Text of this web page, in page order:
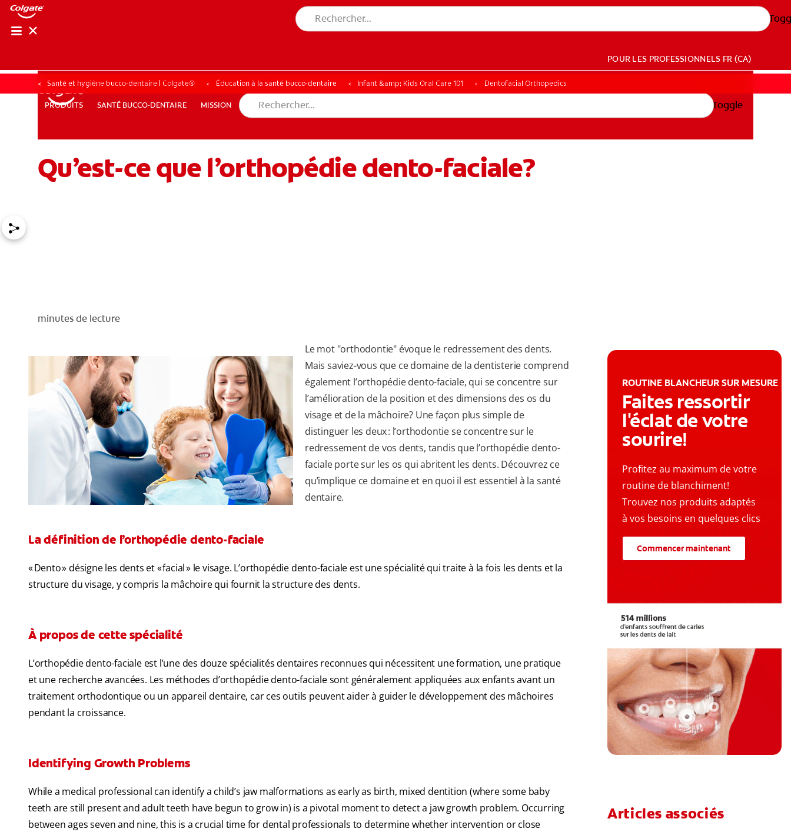
PRODUITS SANTÉ BUCCO-DENTAIRE MISSION
POUR LES PROFESSIONNELS FR (CA)
POUR LES PROFESSIONNELS FR (CA)
PRODUITS SANTÉ BUCCO-DENTAIRE MISSION
RECHERCHE DES SOLUTIONS IDÉALES
Toggle
Santé et hygiène bucco-dentaire | Colgate® Éducation à la santé bucco-dentaire Infant &amp; Kids Oral Care 101 Dentofacial Orthopedics
Qu’est-ce que l’orthopédie dento-faciale?
minutes de lecture
Le mot "orthodontie" évoque le redressement des dents.
Mais saviez-vous que ce domaine de la dentisterie comprend
également l’orthopédie dento-faciale, qui se concentre sur
l’amélioration de la position et des dimensions des os du
visage et de la mâchoire? Une façon plus simple de
distinguer les deux : l’orthodontie se concentre sur le
redressement de vos dents, tandis que l’orthopédie dento-
faciale porte sur les os qui abritent les dents. Découvrez ce
qu’implique ce domaine et en quoi il est essentiel à la santé
dentaire.
La définition de l’orthopédie dento-faciale
« Dento » désigne les dents et « facial » le visage. L’orthopédie dento-faciale est une spécialité qui traite à la fois les dents et la
structure du visage, y compris la mâchoire qui fournit la structure des dents.
À propos de cette spécialité
L’orthopédie dento-faciale est l’une des douze spécialités dentaires reconnues qui nécessitent une formation, une pratique
et une recherche avancées. Les méthodes d’orthopédie dento-faciale sont généralement appliquées aux enfants avant un
traitement orthodontique ou un appareil dentaire, car ces outils peuvent aider à guider le développement des mâchoires
pendant la croissance.
Identifying Growth Problems
While a medical professional can identify a child’s jaw malformations as early as birth, mixed dentition (where some baby
teeth are still present and adult teeth have begun to grow in) is a pivotal moment to detect a jaw growth problem. Occurring
between ages seven and nine, this is a crucial time for dental professionals to determine whether intervention or close
ROUTINE BLANCHEUR SUR MESURE
Faites ressortir
l'éclat de votre
sourire!
Profitez au maximum de votre
routine de blanchiment!
Trouvez nos produits adaptés
à vos besoins en quelques clics
Commencer maintenant
Articles associés